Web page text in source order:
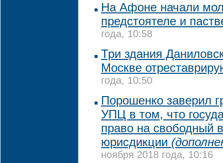
На Афоне начали
предстоятеле и
года, 10:58
Три здания
Москве
года, 10:50
Порошенко заверил
УПЦ в том, что
право на свободный
юрисдикции
ноября 2018 года, 10:16